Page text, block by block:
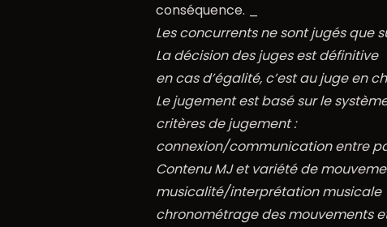
conséquence. _
Les concurrents ne sont jugés que
La décision des juges est définitive
en cas d’égalité, c’est au juge en
Le jugement est basé sur le
critères de jugement :
connexion/communication entre
Contenu MJ et variété de
musicalité/interprétation musicale
chronométrage des mouvements